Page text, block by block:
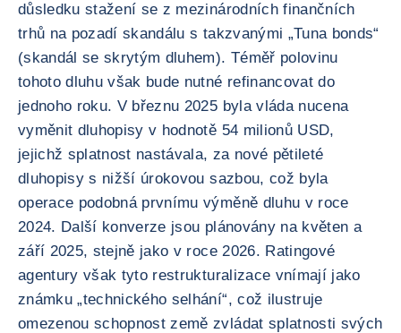
důsledku stažení se z mezinárodních finančních
trhů na pozadí skandálu s takzvanými „Tuna bonds“
(skandál se skrytým dluhem). Téměř polovinu
tohoto dluhu však bude nutné refinancovat do
jednoho roku. V březnu 2025 byla vláda nucena
vyměnit dluhopisy v hodnotě 54 milionů USD,
jejichž splatnost nastávala, za nové pětileté
dluhopisy s nižší úrokovou sazbou, což byla
operace podobná prvnímu výměně dluhu v roce
2024. Další konverze jsou plánovány na květen a
září 2025, stejně jako v roce 2026. Ratingové
agentury však tyto restrukturalizace vnímají jako
známku „technického selhání“, což ilustruje
omezenou schopnost země zvládat splatnosti svých